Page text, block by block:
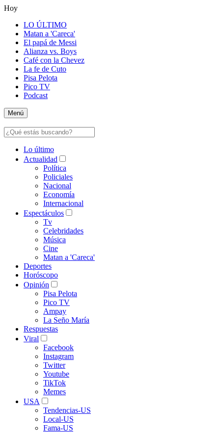
Hoy
LO ÚLTIMO
Matan a 'Careca'
El papá de Messi
Alianza vs. Boys
Café con la Chevez
La fe de Cuto
Pisa Pelota
Pico TV
Podcast
Menú
Lo último
Actualidad
Política
Policiales
Nacional
Economía
Internacional
Espectáculos
Tv
Celebridades
Música
Cine
Matan a 'Careca'
Deportes
Horóscopo
Opinión
Pisa Pelota
Pico TV
Ampay
La Seño María
Respuestas
Viral
Facebook
Instagram
Twitter
Youtube
TikTok
Memes
USA
Tendencias-US
Local-US
Fama-US